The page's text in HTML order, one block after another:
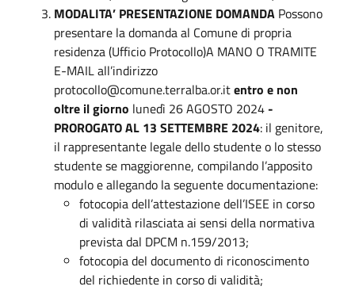
MODALITA’ PRESENTAZIONE DOMANDA Possono
presentare la domanda al Comune di propria
residenza (Ufficio Protocollo)A MANO O TRAMITE
E-MAIL all’indirizzo
protocollo@comune.terralba.or.itentro e non
oltre il giorno lunedì 26 AGOSTO 2024-
PROROGATO AL 13 SETTEMBRE 2024: il genitore,
il rappresentante legale dello studente o lo stesso
studente se maggiorenne, compilando l’apposito
modulo e allegando la seguente documentazione:
fotocopia dell’attestazione dell’ISEE in corso
di validità rilasciata ai sensi della normativa
prevista dal DPCM n.159/2013;
fotocopia del documento di riconoscimento
del richiedente in corso di validità;